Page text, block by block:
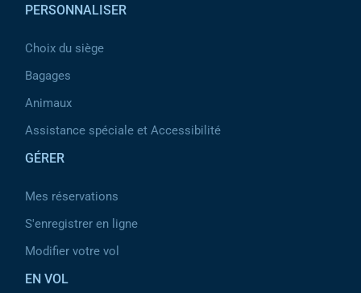
PERSONNALISER
Choix du siège
Bagages
Animaux
Assistance spéciale et Accessibilité
GÉRER
Mes réservations
S'enregistrer en ligne
Modifier votre vol
EN VOL